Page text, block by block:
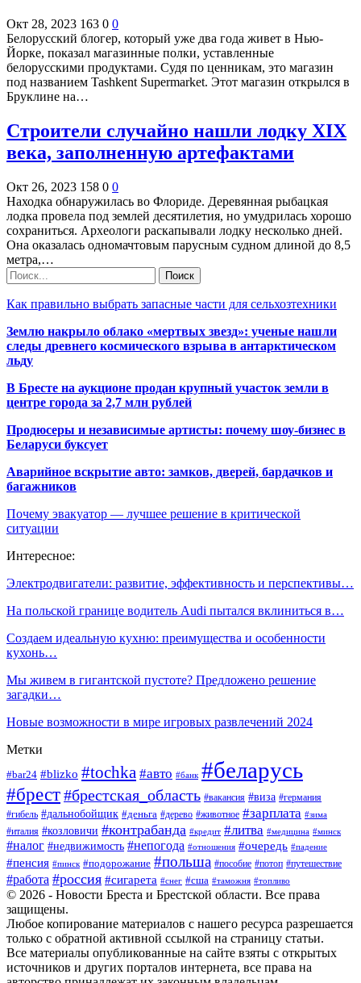
Окт 28, 2023 163 0 0
Белорусский блогер, который уже два года живет в Нью-
Йорке, показал магазинные полки, уставленные
белорусскими продуктами. Судя по ценникам, это магазин
под названием Tashkent Supermarket. Этот магазин открылся в
Бруклине на…
Строители случайно нашли лодку XIX
века, заполненную артефактами
Окт 26, 2023 158 0 0
Находка обнаружилась во Флориде. Деревянная рыбацкая
лодка провела под землей десятилетия, но умудрилась хорошо
сохраниться. Археологи раскапывали лодку несколько дней.
Она оказалась одномачтовым парусным судном длиной до 8,5
метра,…
Как правильно выбрать запасные части для сельхозтехники
Землю накрыло облако «мертвых звезд»: ученые нашли
следы древнего космического взрыва в антарктическом
льду
В Бресте на аукционе продан крупный участок земли в
центре города за 2,7 млн рублей
Продюсеры и независимые артисты: почему шоу-бизнес в
Беларуси буксует
Аварийное вскрытие авто: замков, дверей, бардачков и
багажников
Почему эвакуатор — лучшее решение в критической
ситуации
Интересное:
Электродвигатели: развитие, эффективность и перспективы…
На польской границе водитель Audi пытался вклиниться в…
Создаем идеальную кухню: преимущества и особенности
кухонь…
Мы живем в гигантской пустоте? Предложено решение
загадки…
Новые возможности в мире игровых развлечений 2024
Метки
#bar24 #blizko #tochka #авто #банк #беларусь
#брест#брестская_область #вакансия #виза #германия
#гибель #дальнобойщик #деньга #дерево #животное #зарплата #зима
#италия #козловичи #контрабанда #кредит #литва #медицина #минск
#налог #недвижимость #непогода #отношения #очередь #падение
#пенсия #пинск #подорожание #польша #пособие #потоп #путешествие
#работа #россия #сигарета #снег #сша #таможня #топливо
© 2026 - Новости Бреста и Брестской области. Все права
защищены.
Любое копирование материалов с нашего ресурса разрешается
только с обратной активной ссылкой на страницу статьи.
Все материалы опубликованные на сайте взяты с открытых
источников и других порталов интернета, все права на